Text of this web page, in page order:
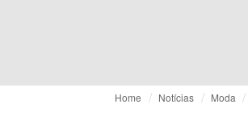
Home Notícias Moda